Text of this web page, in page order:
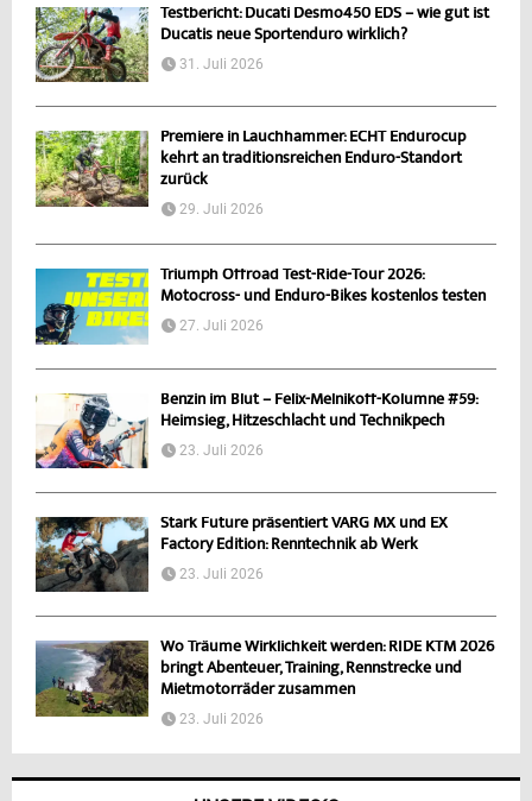
Testbericht: Ducati Desmo450 EDS – wie gut ist
Ducatis neue Sportenduro wirklich?
31. Juli 2026
Premiere in Lauchhammer: ECHT Endurocup
kehrt an traditionsreichen Enduro-Standort
zurück
29. Juli 2026
Triumph Offroad Test-Ride-Tour 2026:
Motocross- und Enduro-Bikes kostenlos testen
27. Juli 2026
Benzin im Blut – Felix-Melnikoff-Kolumne #59:
Heimsieg, Hitzeschlacht und Technikpech
23. Juli 2026
Stark Future präsentiert VARG MX und EX
Factory Edition: Renntechnik ab Werk
23. Juli 2026
Wo Träume Wirklichkeit werden: RIDE KTM 2026
bringt Abenteuer, Training, Rennstrecke und
Mietmotorräder zusammen
23. Juli 2026